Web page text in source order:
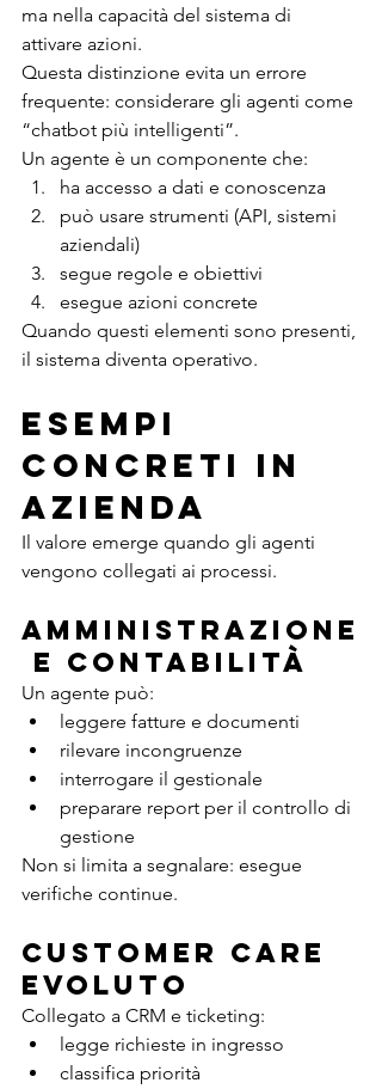
ma nella capacità del sistema di
attivare azioni.
Questa distinzione evita un errore
frequente: considerare gli agenti come
“chatbot più intelligenti”.
Un agente è un componente che:
ha accesso a dati e conoscenza
può usare strumenti (API, sistemi
aziendali)
segue regole e obiettivi
esegue azioni concrete
Quando questi elementi sono presenti,
il sistema diventa operativo.
Esempi
concreti in
azienda
Il valore emerge quando gli agenti
vengono collegati ai processi.
Amministrazione
e contabilità
Un agente può:
leggere fatture e documenti
rilevare incongruenze
interrogare il gestionale
preparare report per il controllo di
gestione
Non si limita a segnalare: esegue
verifiche continue.
Customer care
evoluto
Collegato a CRM e ticketing:
legge richieste in ingresso
classifica priorità